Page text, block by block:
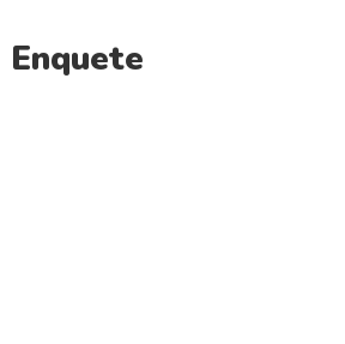
Enquete